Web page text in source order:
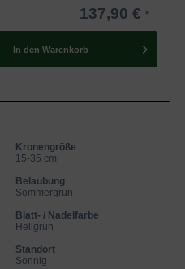
137,90 €
In den Warenkorb
Kronengröße
15-35 cm
Belaubung
Sommergrün
Blatt- / Nadelfarbe
Hellgrün
Standort
Sonnig